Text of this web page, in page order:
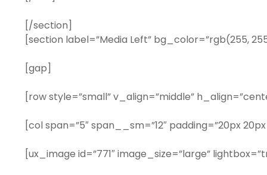
[/section]
[section label=”Media Left” bg_color=”rgb(255,
[gap]
[row style=”small” v_align=”middle”
[col span=”5″ span__sm=”12″ padding=”20px
[ux_image id=”771″ image_size=”large”